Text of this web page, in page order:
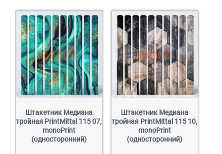
Штакетник Медиана
тройная PrintMittal 115 07,
monoPrint
(односторонний)
Штакетник Медиана
тройная PrintMittal 115 10,
monoPrint
(односторонний)